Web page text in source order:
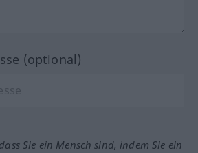
(optional)
Sie ein Mensch sind, indem Sie ein